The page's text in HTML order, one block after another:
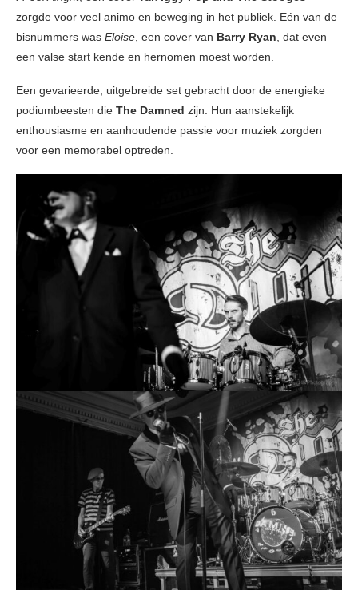
zorgde voor veel animo en beweging in het publiek. Eén van de
bisnummers was Eloise, een cover van Barry Ryan, dat even
een valse start kende en hernomen moest worden.
Een gevarieerde, uitgebreide set gebracht door de energieke
podiumbeesten die The Damned zijn. Hun aanstekelijk
enthousiasme en aanhoudende passie voor muziek zorgden
voor een memorabel optreden.